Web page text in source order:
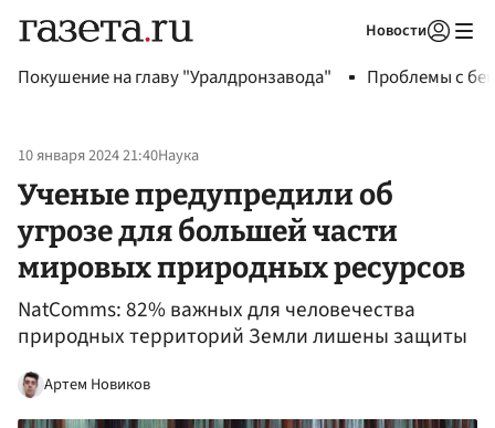
Новости
Покушение на главу "Уралдронзавода" Проблемы с
10 января 2024 21:40Наука
Ученые предупредили об
угрозе для большей части
мировых природных ресурсов
NatComms: 82% важных для человечества
природных территорий Земли лишены защиты
Артем Новиков